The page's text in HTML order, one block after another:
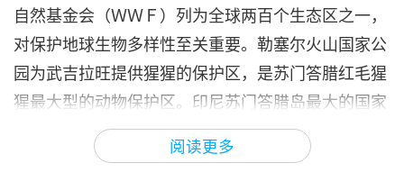
阅读更多
自然基金会（ＷＷＦ）列为全球两百个生态区之一，
对保护地球生物多样性至关重要。勒塞尔火山国家公
园为武吉拉旺提供猩猩的保护区，是苏门答腊红毛猩
猩最大型的动物保护区。印尼苏门答腊岛最大的国家
公园是葛林芝塞布拉国家公园，占地总面积为一三七
五○平方公里，包括西苏门答腊、南苏门答腊、明古